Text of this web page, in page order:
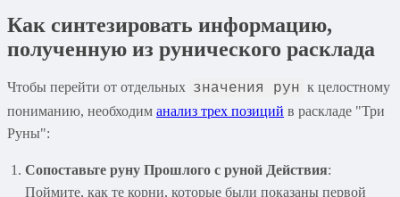
Как синтезировать информацию,
полученную из рунического расклада
Чтобы перейти от отдельных значения рун к целостному
пониманию, необходим анализ трех позиций в раскладе "Три
Руны":
Сопоставьте руну Прошлого с руной Действия:
Поймите, как те корни, которые были показаны первой